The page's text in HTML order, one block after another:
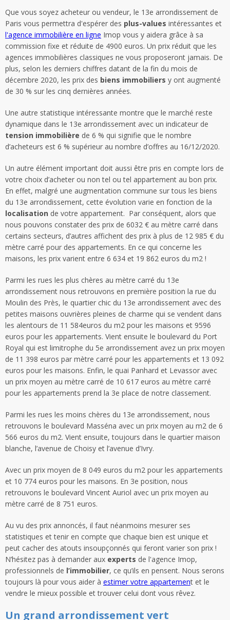
Que vous soyez acheteur ou vendeur, le 13e arrondissement de
Paris vous permettra d'espérer des plus-values intéressantes et
l'agence immobilière en ligne Imop vous y aidera grâce à sa
commission fixe et réduite de 4900 euros. Un prix réduit que les
agences immobilières classiques ne vous proposeront jamais. De
plus, selon les derniers chiffres datant de la fin du mois de
décembre 2020, les prix des biens immobiliers y ont augmenté
de 30 % sur les cinq dernières années.
Une autre statistique intéressante montre que le marché reste
dynamique dans le 13e arrondissement avec un indicateur de
tension immobilière de 6 % qui signifie que le nombre
d’acheteurs est 6 % supérieur au nombre d’offres au 16/12/2020.
Un autre élément important doit aussi être pris en compte lors de
votre choix d’acheter ou non tel ou tel appartement au bon prix.
En effet, malgré une augmentation commune sur tous les biens
du 13e arrondissement, cette évolution varie en fonction de la
localisation de votre appartement. Par conséquent, alors que
nous pouvons constater des prix de 6032 € au mètre carré dans
certains secteurs, d’autres affichent des prix à plus de 12 985 € du
mètre carré pour des appartements. En ce qui concerne les
maisons, les prix varient entre 6 634 et 19 862 euros du m2 !
Parmi les rues les plus chères au mètre carré du 13e
arrondissement nous retrouvons en première position la rue du
Moulin des Près, le quartier chic du 13e arrondissement avec des
petites maisons ouvrières pleines de charme qui se vendent dans
les alentours de 11 584euros du m2 pour les maisons et 9596
euros pour les appartements. Vient ensuite le boulevard du Port
Royal qui est limitrophe du 5e arrondissement avez un prix moyen
de 11 398 euros par mètre carré pour les appartements et 13 092
euros pour les maisons. Enfin, le quai Panhard et Levassor avec
un prix moyen au mètre carré de 10 617 euros au mètre carré
pour les appartements prend la 3e place de notre classement.
Parmi les rues les moins chères du 13e arrondissement, nous
retrouvons le boulevard Masséna avec un prix moyen au m2 de 6
566 euros du m2. Vient ensuite, toujours dans le quartier maison
blanche, l’avenue de Choisy et l’avenue d’Ivry.
Avec un prix moyen de 8 049 euros du m2 pour les appartements
et 10 774 euros pour les maisons. En 3e position, nous
retrouvons le boulevard Vincent Auriol avec un prix moyen au
mètre carré de 8 751 euros.
Au vu des prix annoncés, il faut néanmoins mesurer ses
statistiques et tenir en compte que chaque bien est unique et
peut cacher des atouts insoupçonnés qui feront varier son prix !
N’hésitez pas à demander aux experts de l'agence Imop,
professionnels de l’immobilier, ce qu’ils en pensent. Nous serons
toujours là pour vous aider à estimer votre appartement et le
vendre le mieux possible et trouver celui dont vous rêvez.
Un grand arrondissement vert